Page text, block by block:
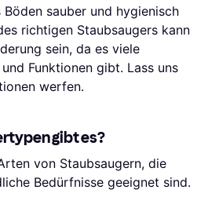
sauber und hygienisch
richtigen Staubsaugers kann
sein, da es viele
Funktionen gibt. Lass uns
werfen.
gibt es?
von Staubsaugern, die
Bedürfnisse geeignet sind.